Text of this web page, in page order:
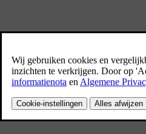
All-in-one formule
Rijdt u weinig? Of net heel veel?
nieuwe Volvo.